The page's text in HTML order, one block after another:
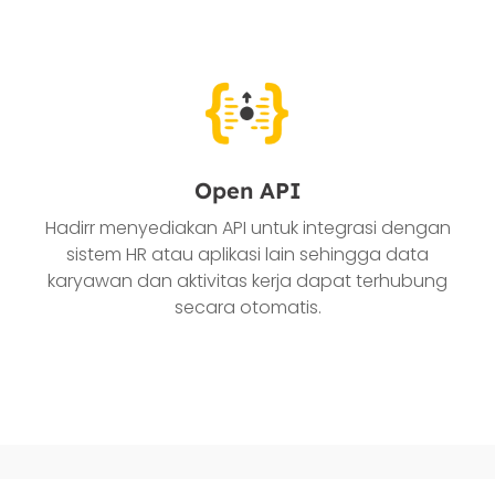
Open API
Hadirr menyediakan API untuk integrasi dengan
sistem HR atau aplikasi lain sehingga data
karyawan dan aktivitas kerja dapat terhubung
secara otomatis.